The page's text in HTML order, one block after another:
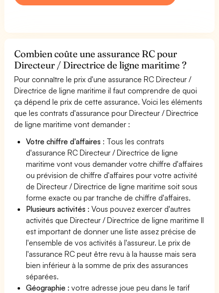
Combien coûte une assurance RC pour
Directeur / Directrice de ligne maritime ?
Pour connaître le prix d'une assurance RC Directeur /
Directrice de ligne maritime il faut comprendre de quoi
ça dépend le prix de cette assurance. Voici les éléments
que les contrats d'assurance pour Directeur / Directrice
de ligne maritime vont demander :
Votre chiffre d'affaires : Tous les contrats
d'assurance RC Directeur / Directrice de ligne
maritime vont vous demander votre chiffre d'affaires
ou prévision de chiffre d'affaires pour votre activité
de Directeur / Directrice de ligne maritime soit sous
forme exacte ou par tranche de chiffre d'affaires.
Plusieurs activités : Vous pouvez exercer d'autres
activités que Directeur / Directrice de ligne maritime Il
est important de donner une liste assez précise de
l'ensemble de vos activités à l'assureur. Le prix de
l'assurance RC peut être revu à la hausse mais sera
bien inférieur à la somme de prix des assurances
séparées.
Géographie :votre adresse joue peu dans le tarif